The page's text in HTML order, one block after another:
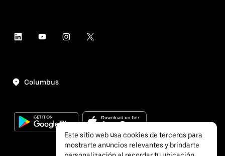
Columbus
Este sitio web usa cookies de terceros para
mostrarte anuncios relevantes y brindarte